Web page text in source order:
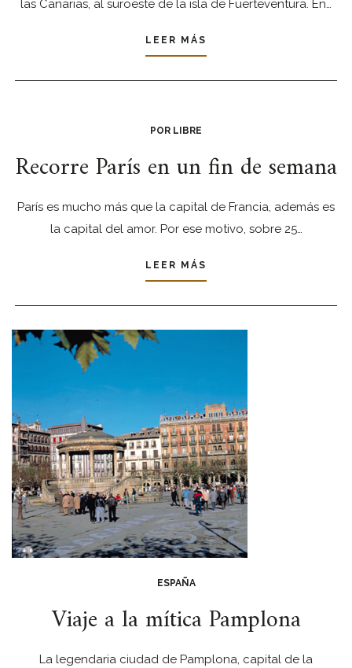
las Canarias, al suroeste de la isla de Fuerteventura. En…
LEER MÁS
POR LIBRE
Recorre París en un fin de semana
París es mucho más que la capital de Francia, además es
la capital del amor. Por ese motivo, sobre 25…
LEER MÁS
ESPAÑA
Viaje a la mítica Pamplona
La legendaria ciudad de Pamplona, capital de la